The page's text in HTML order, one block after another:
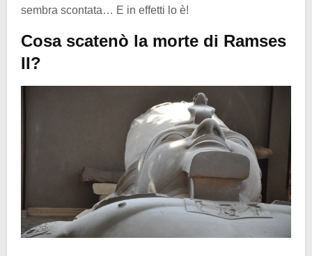
sembra scontata… E in effetti lo è!
Cosa scatenò la morte di Ramses
II?